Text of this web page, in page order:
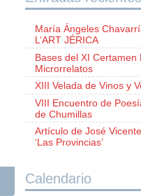
María Ángeles
L’ART JÉRICA
Bases del XI Certamen
Microrrelatos
XIII Velada de Vinos y
VIII Encuentro de
de Chumillas
Artículo de José
‘Las Provincias’
Calendario